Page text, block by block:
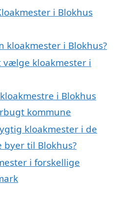
i Blokhus
kloakmester i Blokhus?
vælge kloakmester i
i Blokhus
kommune
kloakmester i de
til Blokhus?
i forskellige